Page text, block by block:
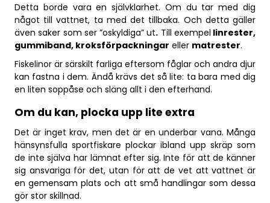
Detta borde vara en självklarhet. Om du tar med dig
något till vattnet, ta med det tillbaka. Och detta gäller
även saker som ser ”oskyldiga” ut. Till exempel linrester,
gummiband, kroksförpackningar eller matrester.
Fiskelinor är särskilt farliga eftersom fåglar och andra djur
kan fastna i dem. Ändå krävs det så lite: ta bara med dig
en liten soppåse och släng allt i den efterhand.
Om du kan, plocka upp lite extra
Det är inget krav, men det är en underbar vana. Många
hänsynsfulla sportfiskare plockar ibland upp skräp som
de inte själva har lämnat efter sig. Inte för att de känner
sig ansvariga för det, utan för att de vet att vattnet är
en gemensam plats och att små handlingar som dessa
gör stor skillnad.